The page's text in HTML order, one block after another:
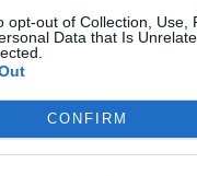
opt-out of Collection, Use,
Data that Is
CONFIRM
κατηγορίες αμιγώς
πλέον περισσότερο
όμως, η μάχη γίνεται
με ταχύτητα το